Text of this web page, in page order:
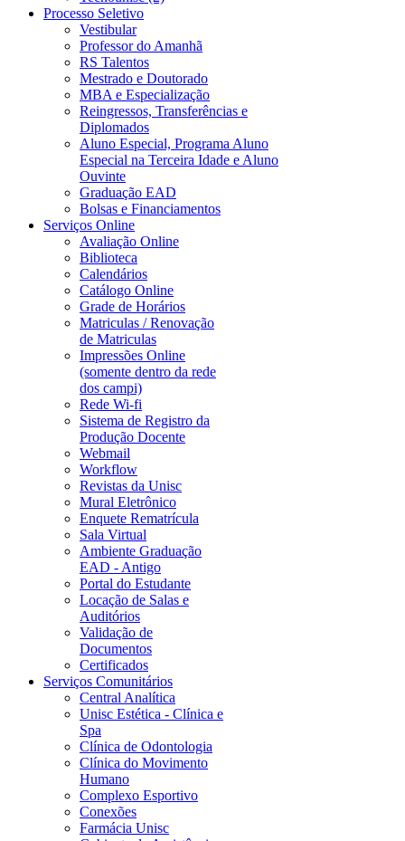
Processo Seletivo
Vestibular
Professor do Amanhã
RS Talentos
Mestrado e Doutorado
MBA e Especialização
Reingressos, Transferências e
Diplomados
Aluno Especial, Programa Aluno
Especial na Terceira Idade e Aluno
Ouvinte
Graduação EAD
Bolsas e Financiamentos
Serviços Online
Avaliação Online
Biblioteca
Calendários
Catálogo Online
Grade de Horários
Matriculas / Renovação
de Matriculas
Impressões Online
(somente dentro da rede
dos campi)
Rede Wi-fi
Sistema de Registro da
Produção Docente
Webmail
Workflow
Revistas da Unisc
Mural Eletrônico
Enquete Rematrícula
Sala Virtual
Ambiente Graduação
EAD - Antigo
Portal do Estudante
Locação de Salas e
Auditórios
Validação de
Documentos
Certificados
Serviços Comunitários
Central Analítica
Unisc Estética - Clínica e
Spa
Clínica de Odontologia
Clínica do Movimento
Humano
Complexo Esportivo
Conexões
Farmácia Unisc